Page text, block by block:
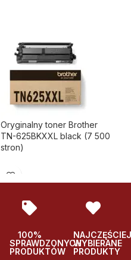
Oryginalny toner Brother
TN-625BKXXL black (7 500
stron)
100%
SPRAWDZONYCH
PRODUKTÓW
NAJCZĘŚCIEJ
WYBIERANE
PRODUKTY